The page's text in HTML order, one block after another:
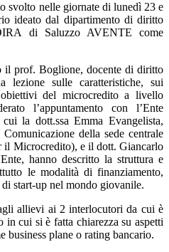
svolto nelle giornate di lunedì 23 e
ideato dal dipartimento di diritto
di Saluzzo AVENTE come
il prof. Boglione, docente di diritto
sulle caratteristiche, sui
del microcredito a livello
l’appuntamento con l’Ente
cui la dott.ssaEmma Evangelista,
della sede centrale
Microcredito), e il dott. Giancarlo
hanno descritto la struttura e
le modalità di finanziamento,
start-up nel mondo giovanile.
allievi ai 2 interlocutori da cui è
in cui si è fatta chiarezza su aspetti
business plane o rating bancario.